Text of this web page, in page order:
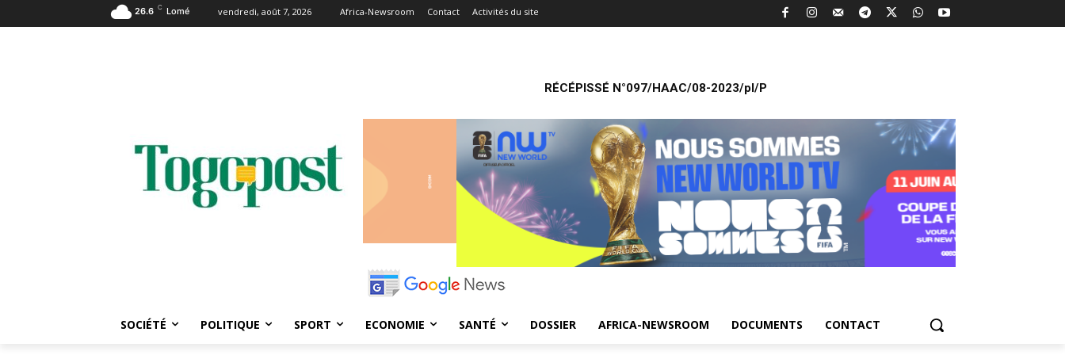
26.6 C Lomé vendredi, août 7, 2026 Africa-Newsroom Contact Activités du site
RÉCÉPISSÉ N°097/HAAC/08-2023/pl/P
SOCIÉTÉ POLITIQUE SPORT ECONOMIE SANTÉ DOSSIER AFRICA-NEWSROOM DOCUMENTS CONTACT